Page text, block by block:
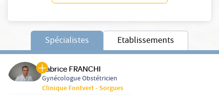
Spécialistes Etablissements
Fabrice FRANCHI
Gynécologue Obstétricien
Clinique Fontvert - Sorgues